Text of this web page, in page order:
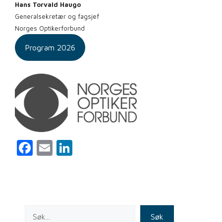
Hans Torvald Haugo
Generalsekretær og fagsjef
Norges Optikerforbund
Program 2026
F
b
E
Søk